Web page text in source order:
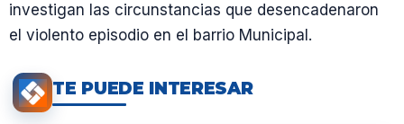
investigan las circunstancias que desencadenaron
el violento episodio en el barrio Municipal.
TE PUEDE INTERESAR